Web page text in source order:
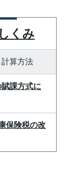
くみ
算方法
課方式に
保険税の改